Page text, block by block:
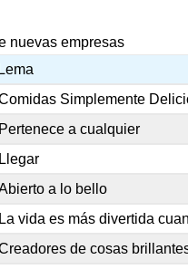
nuevas empresas
Lema
Simplemente
Pertenece a cualquier
Llegar
a lo bello
La vida es más divertida
de cosas